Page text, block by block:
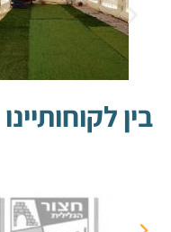
בין לקוחותיינו